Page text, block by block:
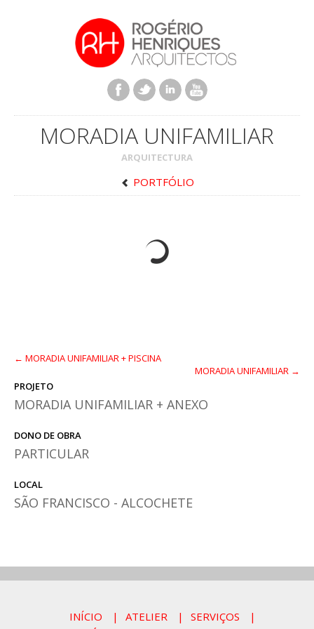
MORADIA UNIFAMILIAR
ARQUITECTURA
PORTFÓLIO
← MORADIA UNIFAMILIAR + PISCINA
MORADIA UNIFAMILIAR →
PROJETO
MORADIA UNIFAMILIAR + ANEXO
DONO DE OBRA
PARTICULAR
LOCAL
SÃO FRANCISCO - ALCOCHETE
INÍCIO ATELIER
SERVIÇOS